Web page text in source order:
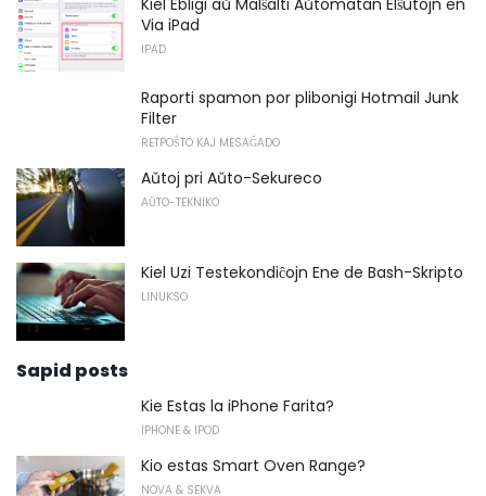
Via iPad
IPAD
Raporti spamon por plibonigi Hotmail Junk
Filter
RETPOŜTO KAJ MESAĜADO
Aŭtoj pri Aŭto-Sekureco
AŬTO-TEKNIKO
Kiel Uzi Testekondiĉojn Ene de Bash-Skripto
LINUKSO
Sapid posts
Kie Estas la iPhone Farita?
IPHONE & IPOD
Kio estas Smart Oven Range?
NOVA & SEKVA